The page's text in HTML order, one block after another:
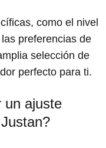
como el nivel
preferencias de
selección de
perfecto para ti.
un ajuste